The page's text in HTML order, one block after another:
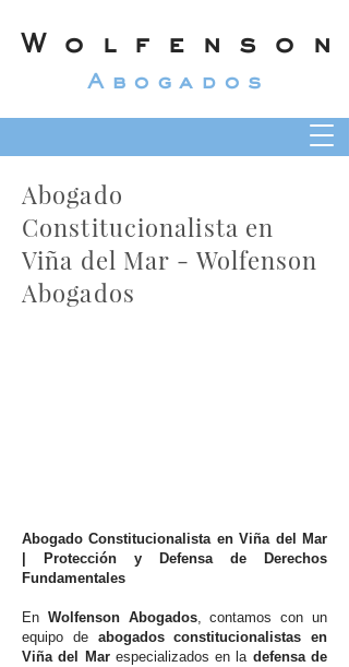
Wolfenson
Abogados
Abogado
Constitucionalista en
Viña del Mar - Wolfenson
Abogados
Abogado Constitucionalista en Viña del Mar
| Protección y Defensa de Derechos
Fundamentales
En Wolfenson Abogados, contamos con un
equipo de abogados constitucionalistas en
Viña del Marespecializados en la defensa de